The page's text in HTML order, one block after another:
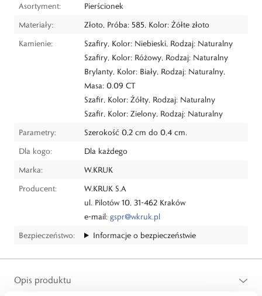
Asortyment:
Pierścionek
Materiały:
Złoto, Próba: 585, Kolor: Żółte złoto
Kamienie:
Szafiry, Kolor: Niebieski, Rodzaj: Naturalny
Szafiry, Kolor: Różowy, Rodzaj: Naturalny
Brylanty, Kolor: Biały, Rodzaj: Naturalny,
Masa: 0.09 CT
Szafir, Kolor: Żółty, Rodzaj: Naturalny
Szafir, Kolor: Zielony, Rodzaj: Naturalny
Parametry:
Szerokość 0,2 cm do 0,4 cm.
Dla kogo:
Dla każdego
Marka:
W.KRUK
Producent:
W.KRUK S.A
ul. Pilotów 10, 31-462 Kraków
e-mail: gspr@wkruk.pl
Bezpieczeństwo:
Informacje o bezpieczeństwie
Opis produktu